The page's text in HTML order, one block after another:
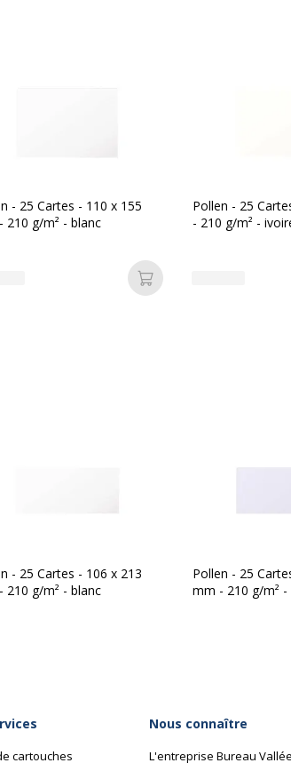
- 25 Cartes - 110 x 155
210 g/m² - blanc
Ajouter au panier
Pollen - 25
- 210 g/m² -
- 25 Cartes - 106 x 213
210 g/m² - blanc
Pollen - 25
mm - 210 g/m² -
cartouches
Nous connaître
L'entreprise Bureau Vallée